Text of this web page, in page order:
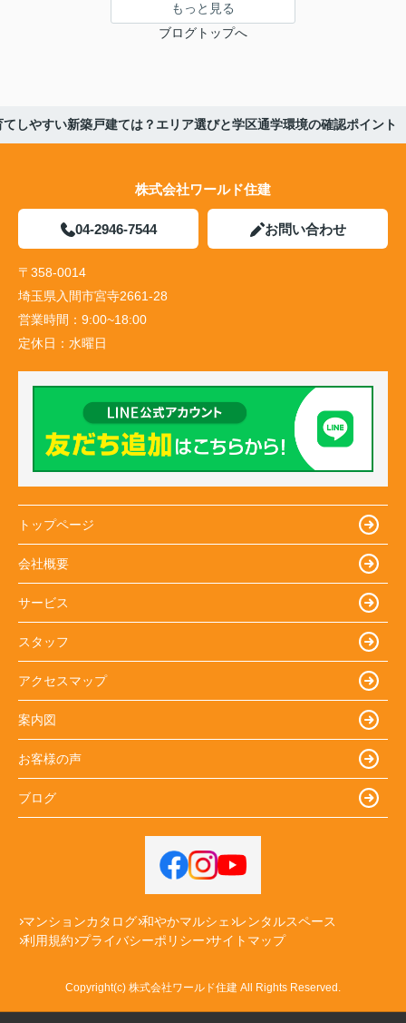
もっと見る
ブログトップへ
しやすい新築戸建ては？エリア選びと学区通学環境の確認ポイント
株式会社ワールド住建
04-2946-7544 お問い合わせ
〒358-0014
埼玉県入間市宮寺2661-28
営業時間： 9:00~18:00
定休日： 水曜日
トップページ
会社概要
サービス
スタッフ
アクセスマップ
案内図
お客様の声
ブログ
マンションカタログ 和やかマルシェ レンタルスペース
利用規約 プライバシーポリシー サイトマップ
Copyright(c) 株式会社ワールド住建 All Rights Reserved.